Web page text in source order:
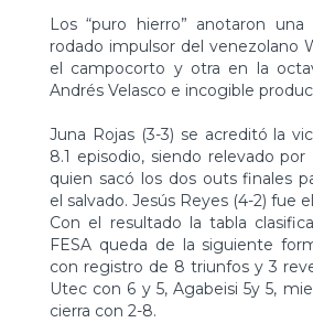
Los “puro hierro” anotaron
rodado impulsor del venezolano
el campocorto y otra en la
Andrés Velasco e incogible
Juna Rojas (3-3) se acreditó la
8.1 episodio, siendo relevado por
quien sacó los dos outs finales
el salvado. Jesús Reyes (4-2) fue
Con el resultado la tabla
FESA queda de la siguiente
con registro de 8 triunfos y 3
Utec con 6 y 5, Agabeisi 5y 5,
cierra con 2-8.